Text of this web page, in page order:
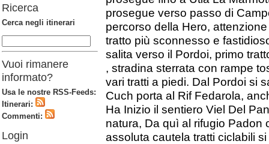
prosegue verso passo di
percorso della Hero,
tratto più sconnesso e
salita verso il Pordoi, primo
, stradina sterrata con rampe
vari tratti a piedi. Dal Pordoi si
Cuch porta al Rif Fedarola,
Ha Inizio il sentiero Viel Del
natura, Da quì al rifugio Padon
assoluta cautela tratti ciclabili
Ricerca
Cerca negli itinerari
Vuoi rimanere
informato?
Usa le nostre RSS-Feeds:
Itinerari:
Commenti:
Login